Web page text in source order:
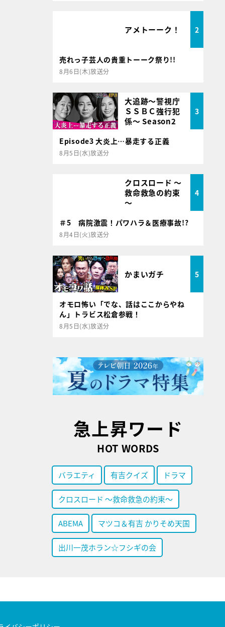
アメトーーク！ 2
売れっ子芸人の貴重トーーク祭り!!
8月6日(木)放送分
大追跡～警視庁
ＳＳＢＣ強行犯
係～ Season2
3
Episode3 大炎上…暴走する正義
8月5日(水)放送分
クロスロード ～
救命救急の約束
～
4
＃5 病院激震！パワハラ＆医療事故!?
8月4日(火)放送分
かまいガチ 5
オモロ怖い「でな、話はここからやね
ん」トラビス松倉参戦！
8月5日(水)放送分
急上昇ワード
HOT WORDS
バラエティ 有吉クイズ ドラマ
クロスロード ～救命救急の約束～
ABEMA マツコ＆有吉 かりそめ天国
出川一茂ホラン☆フシギの会